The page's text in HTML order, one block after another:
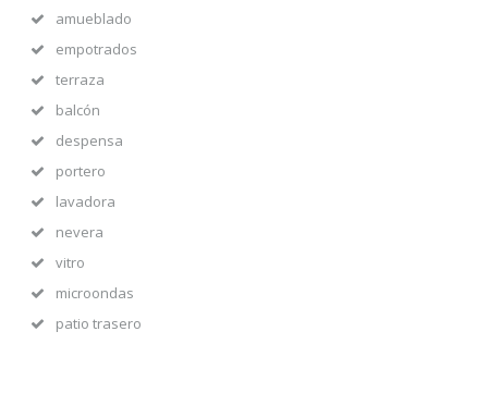
amueblado
empotrados
terraza
balcón
despensa
portero
lavadora
nevera
vitro
microondas
patio trasero